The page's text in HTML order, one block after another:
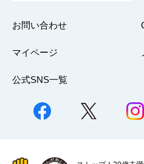
お問い合わせ
マイページ
公式SNS一覧